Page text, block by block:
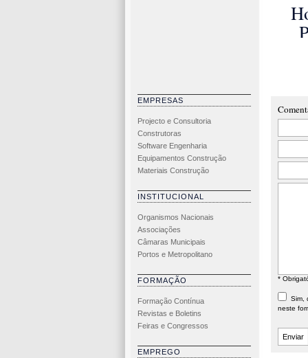
EMPRESAS
Projecto e Consultoria
Construtoras
Software Engenharia
Equipamentos Construção
Materiais Construção
INSTITUCIONAL
Organismos Nacionais
Associações
Câmaras Municipais
Portos e Metropolitano
FORMAÇÃO
Formação Contínua
Revistas e Boletins
Feiras e Congressos
EMPREGO
*
Sim,
neste